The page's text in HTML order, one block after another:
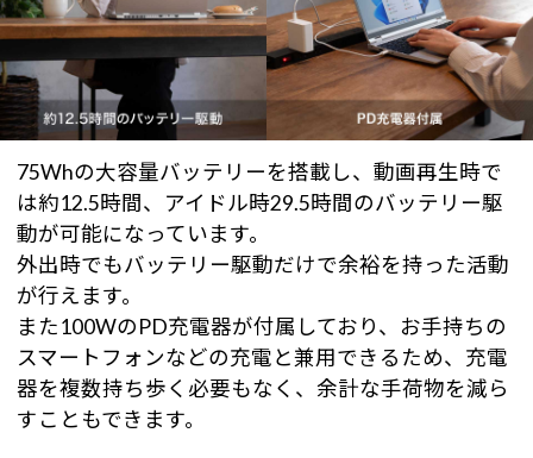
75Whの大容量バッテリーを搭載し、動画再生時で
は約12.5時間、アイドル時29.5時間のバッテリー駆
動が可能になっています。
外出時でもバッテリー駆動だけで余裕を持った活動
が行えます。
また100WのPD充電器が付属しており、お手持ちの
スマートフォンなどの充電と兼用できるため、充電
器を複数持ち歩く必要もなく、余計な手荷物を減ら
すこともできます。